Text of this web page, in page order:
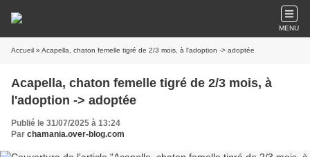
MENU
Accueil » Acapella, chaton femelle tigré de 2/3 mois, à l'adoption -> adoptée
Acapella, chaton femelle tigré de 2/3 mois, à
l'adoption -> adoptée
Publié le 31/07/2025 à 13:24
Par chamania.over-blog.com